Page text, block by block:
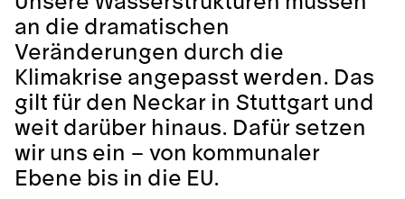
an die dramatischen
Veränderungen durch die
Klimakrise angepasst werden. Das
gilt für den Neckar in Stuttgart und
weit darüber hinaus. Dafür setzen
wir uns ein – von kommunaler
Ebene bis in die EU.